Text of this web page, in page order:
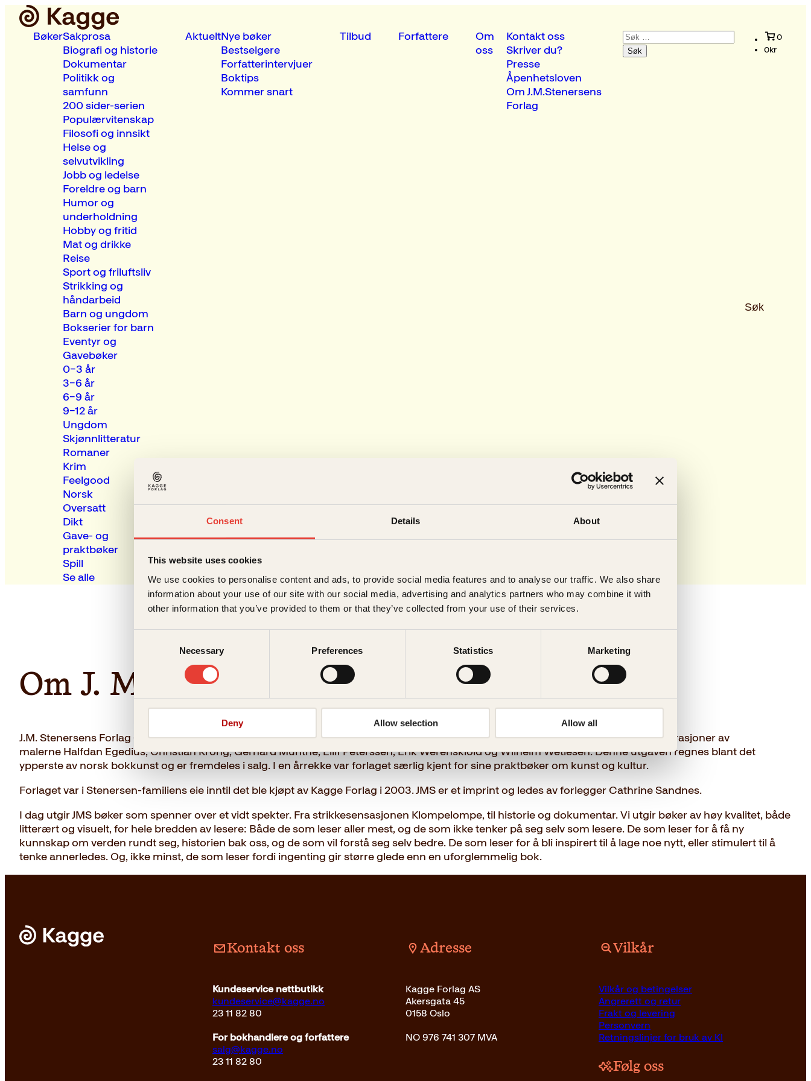
Consent Details About
This website uses cookies
We use cookies to personalise content and ads, to provide social media features and to analyse our traffic. We also share
information about your use of our site with our social media, advertising and analytics partners who may combine it with
other information that you’ve provided to them or that they’ve collected from your use of their services.
Necessary Preferences Statistics Marketing
Deny Allow selection Allow all
BøkerSakprosa
Biografi og historie
Dokumentar
Politikk og
samfunn
200 sider-serien
Populærvitenskap
Filosofi og innsikt
Helse og
selvutvikling
Jobb og ledelse
Foreldre og barn
Humor og
underholdning
Hobby og fritid
Mat og drikke
Reise
Sport og friluftsliv
Strikking og
håndarbeid
Barn og ungdom
Bokserier for barn
Eventyr og
Gavebøker
0–3 år
3–6 år
6–9 år
9–12 år
Ungdom
Skjønnlitteratur
Romaner
Krim
Feelgood
Norsk
Oversatt
Dikt
Gave- og
praktbøker
Spill
Se alle
AktueltNye bøker
Bestselgere
Forfatterintervjuer
Boktips
Kommer snart
Tilbud Forfattere
Om
oss
Kontakt oss
Skriver du?
Presse
Åpenhetsloven
Om J.M.Stenersens
Forlag
Søk
etter:
Søk
0
0kr
Om J. M. Stenersens Forlag
J.M. Stenersens Forlag (JMS) ble etablert i 1892 av Johan Martin Stenersen. I 1899 utga vi praktverket Snorres kongesagaer med illustrasjoner av
malerne Halfdan Egedius, Christian Krohg, Gerhard Munthe, Eilif Peterssen, Erik Werenskiold og Wilhelm Wetlesen. Denne utgaven regnes blant det
ypperste av norsk bokkunst og er fremdeles i salg. I en årrekke var forlaget særlig kjent for sine praktbøker om kunst og kultur.
Forlaget var i Stenersen-familiens eie inntil det ble kjøpt av Kagge Forlag i 2003. JMS er et imprint og ledes av forlegger Cathrine Sandnes.
I dag utgir JMS bøker som spenner over et vidt spekter. Fra strikkesensasjonen Klompelompe, til historie og dokumentar. Vi utgir bøker av høy kvalitet, både
litterært og visuelt, for hele bredden av lesere: Både de som leser aller mest, og de som ikke tenker på seg selv som lesere. De som leser for å få ny
kunnskap om verden rundt seg, historien bak oss, og de som vil forstå seg selv bedre. De som leser for å bli inspirert til å lage noe nytt, eller stimulert til å
tenke annerledes. Og, ikke minst, de som leser fordi ingenting gir større glede enn en uforglemmelig bok.
Kontakt oss
Kundeservice nettbutikk
kundeservice@kagge.no
23 11 82 80
For bokhandlere og forfattere
salg@kagge.no
23 11 82 80
Adresse
Kagge Forlag AS
Akersgata 45
0158 Oslo
NO 976 741 307 MVA
Vilkår
Vilkår og betingelser
Angrerett og retur
Frakt og levering
Personvern
Retningslinjer for bruk av KI
Følg oss